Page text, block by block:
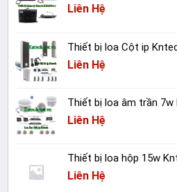
Liên Hệ
Thiết bị loa Cột ip
Liên Hệ
Thiết bị loa âm trần 7w
Liên Hệ
Thiết bị loa hộp 15w
Liên Hệ